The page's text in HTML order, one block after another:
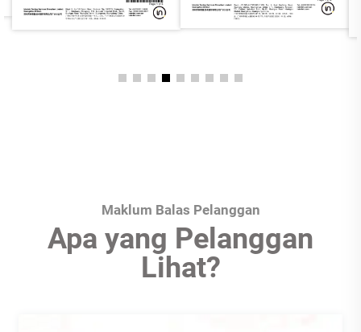
Maklum Balas Pelanggan
Apa yang Pelanggan
Lihat?